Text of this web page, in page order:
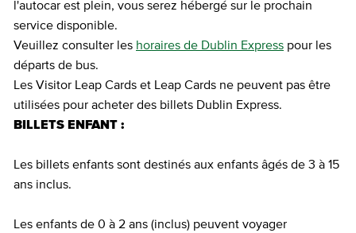
l'autocar est plein, vous serez hébergé sur le prochain
service disponible.
Veuillez consulter les horaires de Dublin Express pour les
départs de bus.
Les Visitor Leap Cards et Leap Cards ne peuvent pas être
utilisées pour acheter des billets Dublin Express.
BILLETS ENFANT :
Les billets enfants sont destinés aux enfants âgés de 3 à 15
ans inclus.
Les enfants de 0 à 2 ans (inclus) peuvent voyager